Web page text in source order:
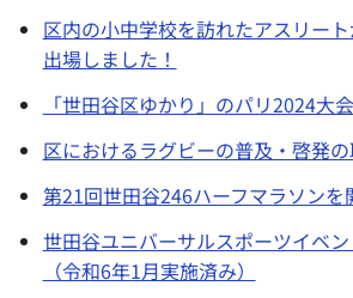
区内の小中学校を訪れたアスリー
出場しました！
「世田谷区ゆかり」のパリ2024大
区におけるラグビーの普及・啓発
第21回世田谷246ハーフマラソンを
世田谷ユニバーサルスポーツイベ
（令和6年1月実施済み）